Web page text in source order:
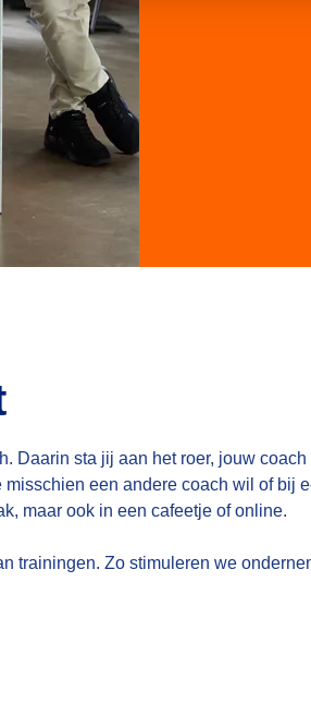
Daarin sta jij aan het roer, jouw
een andere coach wil of bij
maar ook in een cafeetje of online.
trainingen. Zo stimuleren we